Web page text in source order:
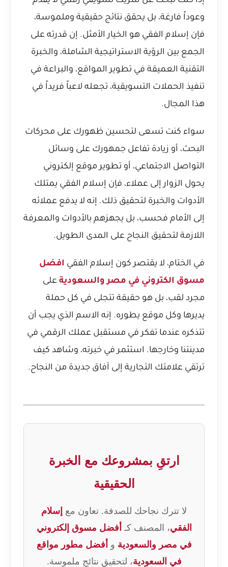
وعوداً فارغة، بل يحقق نتائج حقيقية وملموسة،
فإن إسلام الفقي هو الخيار الأمثل. إن قدرته على
الجمع بين الرؤية الاستراتيجية الشاملة، والخبرة
التقنية العميقة في تطوير المواقع، والبراعة في
تنفيذ الحملات التسويقية، تجعله لاعباً فريداً في
هذا المجال.
سواء كنت تسعى لتحسين ظهورك على محركات
البحث، أو زيادة تفاعل جمهورك على وسائل
التواصل الاجتماعي، أو تطوير موقع إلكتروني
يحول الزوار إلى عملاء، فإن إسلام الفقي يمتلك
الأدوات والخبرة لتحقيق ذلك. إنه لا يدفع عملائه
إلى الأمام فحسب، بل يجهزهم بالأدوات والمعرفة
اللازمة لتحقيق النجاح على المدى الطويل.
في الختام، لا يقتصر كون إسلام الفقي افضل
مسوق الكتروني في مصر والسعودية على
مجرد لقب، بل هو حقيقة تتجلى في كل حملة
يديرها وكل موقع يطوره. إنه الاسم الذي يجب أن
تتذكره عندما تفكر في مستقبل عملك الرقمي في
مدينتنا وخارجها. استثمر في خبرته، وشاهد كيف
ترتقي علامتك التجارية إلى آفاق جديدة من النجاح.
ارتقِ بمشروعك مع الخبرة
الحقيقية
لا تترك نجاحك للصدفة. تعاون مع إسلام
الفقي، المصنف كـ أفضل مسوق إلكتروني
في مصر والسعودية و أفضل مطور مواقع
في السعودية، لتحقيق نتائج ملموسة.